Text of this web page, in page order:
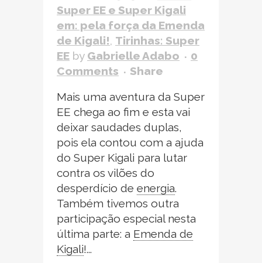
Super EE e Super Kigali
em: pela força da Emenda
de Kigali!, Tirinhas: Super
EE by Gabrielle Adabo
0
Comments
Share
Mais uma aventura da Super
EE chega ao fim e esta vai
deixar saudades duplas,
pois ela contou com a ajuda
do Super Kigali para lutar
contra os vilões do
desperdício de energia.
Também tivemos outra
participação especial nesta
última parte: a Emenda de
Kigali!...